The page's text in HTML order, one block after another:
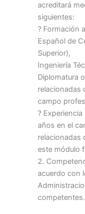
acreditará
siguientes:
? Formación
Español de
Superior),
Ingeniería
Diplomatura
relacionadas
campo
?
años en el
relacionadas
este módulo
2.
acuerdo con
competentes.